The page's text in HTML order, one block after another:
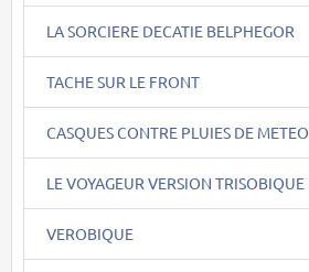
LA SORCIERE DECATIE BELPHEGOR
TACHE SUR LE FRONT
CASQUES CONTRE PLUIES DE METEO
LE VOYAGEUR VERSION TRISOBIQUE
VEROBIQUE